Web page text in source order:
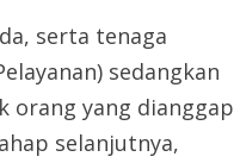
serta tenaga
sedangkan
orang yang dianggap
selanjutnya,